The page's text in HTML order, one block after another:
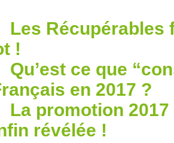
Les Récupérables
!
Qu’est ce que
en 2017 ?
La promotion
révélée !